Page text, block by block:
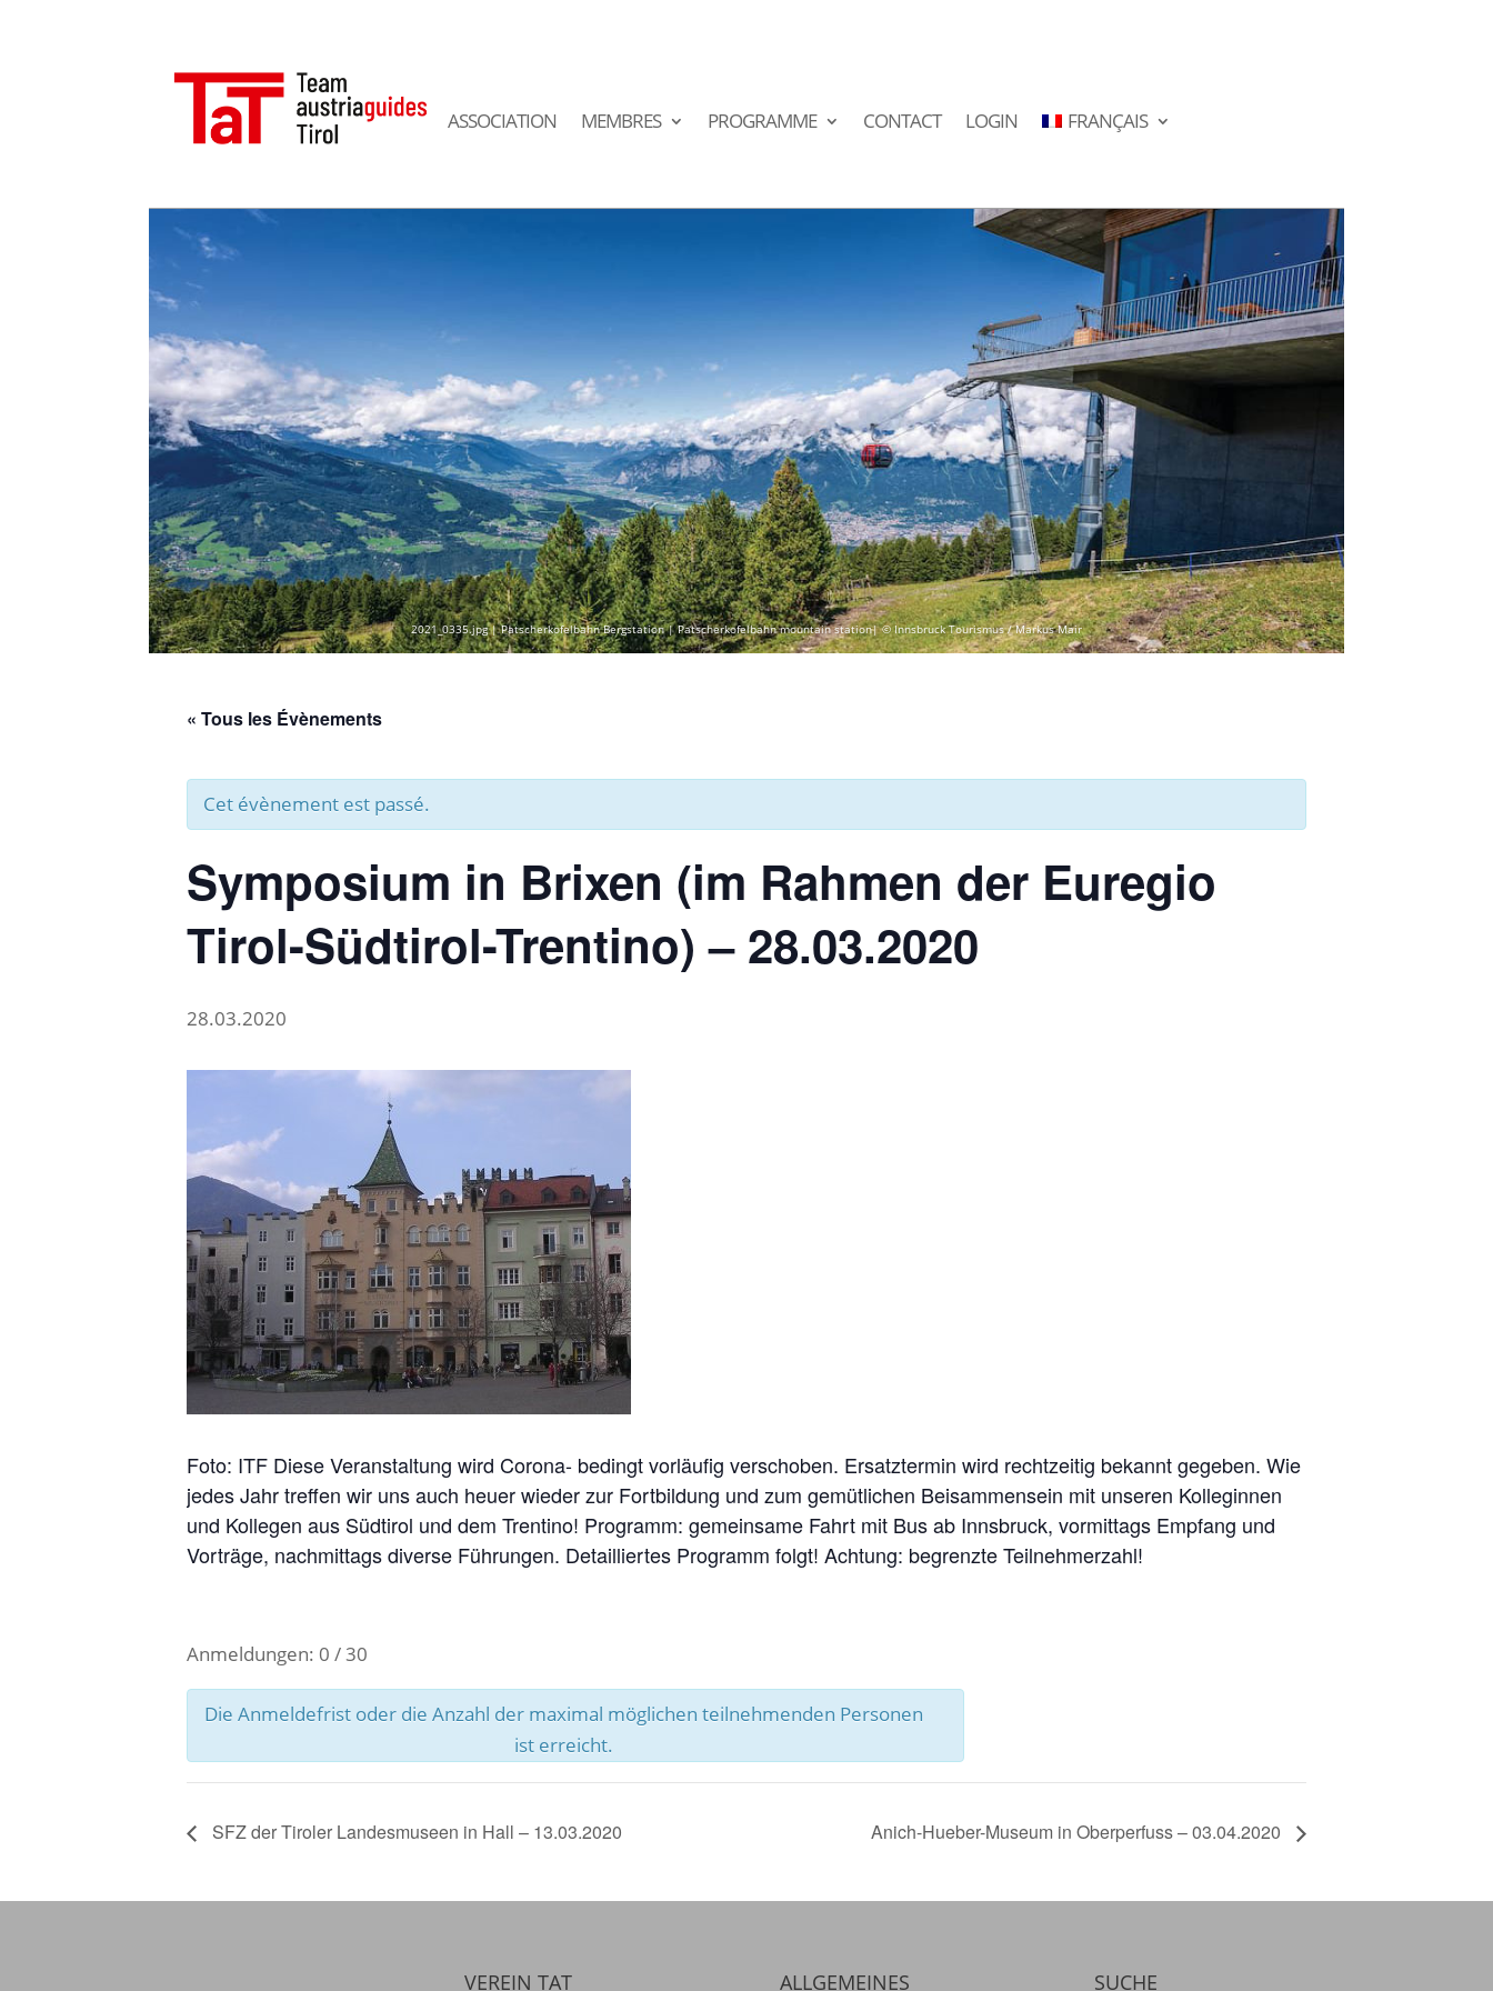
ASSOCIATION MEMBRES PROGRAMME CONTACT LOGIN FRANÇAIS
2021_0335.jpg | Patscherkofelbahn Bergstation | Patscherkofelbahn mountain station| © Innsbruck Tourismus / Markus Mair
« Tous les Évènements
Cet évènement est passé.
Symposium in Brixen (im Rahmen der Euregio
Tirol-Südtirol-Trentino) – 28.03.2020
28.03.2020
Foto: ITF Diese Veranstaltung wird Corona- bedingt vorläufig verschoben. Ersatztermin wird rechtzeitig bekannt gegeben. Wie
jedes Jahr treffen wir uns auch heuer wieder zur Fortbildung und zum gemütlichen Beisammensein mit unseren Kolleginnen
und Kollegen aus Südtirol und dem Trentino! Programm: gemeinsame Fahrt mit Bus ab Innsbruck, vormittags Empfang und
Vorträge, nachmittags diverse Führungen. Detailliertes Programm folgt! Achtung: begrenzte Teilnehmerzahl!
Anmeldungen: 0 / 30
Die Anmeldefrist oder die Anzahl der maximal möglichen teilnehmenden Personen
ist erreicht.
SFZ der Tiroler Landesmuseen in Hall – 13.03.2020 Anich-Hueber-Museum in Oberperfuss – 03.04.2020
VEREIN TAT ALLGEMEINES SUCHE